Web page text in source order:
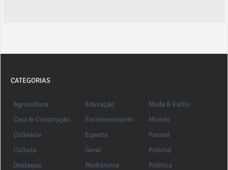
CATEGORIAS
Agricultura
Casa & Construção
Culinária
Cultura
Destaque
Educação
Entretenimento
Esporte
Geral
Medianeira
Moda & Estilo
Mundo
Paraná
Policial
Política